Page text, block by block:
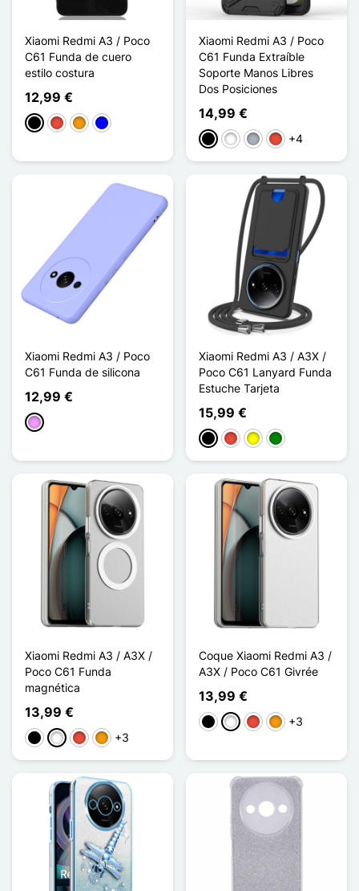
Xiaomi Redmi A3 / Poco
C61 Funda de cuero
estilo costura
12,99 €
NegroRojoNaranja
Azul
Xiaomi Redmi A3 / Poco
C61 Funda Extraíble
Soporte Manos Libres
Dos Posiciones
14,99 €
NegroBlanco
Gris Rojo+4
Xiaomi Redmi A3 / Poco
C61 Funda de silicona
12,99 €
Morado claro
Xiaomi Redmi A3 / A3X /
Poco C61 Lanyard Funda
Estuche Tarjeta
15,99 €
NegroRojoAmarillo
Verde
Xiaomi Redmi A3 / A3X /
Poco C61 Funda
magnética
13,99 €
NegroBlancoRojoNaranja
+3
Coque Xiaomi Redmi A3 /
A3X / Poco C61 Givrée
13,99 €
NegroBlancoRojoNaranja
+3